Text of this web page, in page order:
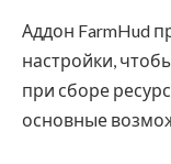
Аддон FarmHud
настройки,
при сборе
основные